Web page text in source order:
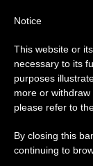
Aviso
Del 27 de
anual,
se generan
Notice
This website or
necessary to its
purposes
more or
please refer to
By closing this
continuing to